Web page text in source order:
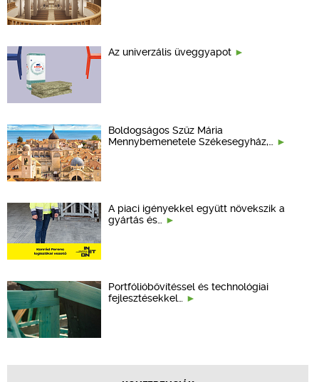
Az univerzális üveggyapot
Boldogságos Szűz Mária
Mennybemenetele Székesegyház,…
A piaci igényekkel együtt növekszik a
gyártás és…
Portfólióbővítéssel és technológiai
fejlesztésekkel…